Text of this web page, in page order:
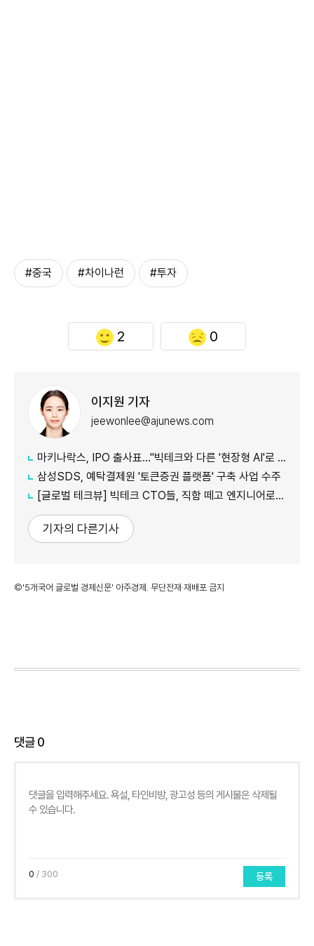
#중국 #차이나런 #투자
2 0
이지원 기자
jeewonlee@ajunews.com
마키나락스, IPO 출사표…"빅테크와 다른 '현장형 AI'로 승부"
삼성SDS, 예탁결제원 '토큰증권 플랫폼' 구축 사업 수주
[글로벌 테크뷰] 빅테크 CTO들, 직함 떼고 엔지니어로 유턴...'앤트로픽행 러시' 이유는
기자의 다른기사
©'5개국어 글로벌 경제신문' 아주경제. 무단전재·재배포 금지
댓글0
0 / 300 등록